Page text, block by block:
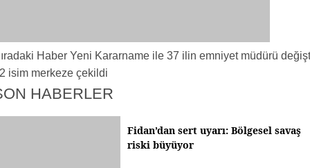
Haber Yeni Kararname ile 37 ilin emniyet müdürü
isim merkeze çekildi
HABERLER
Fidan’dan sert uyarı: Bölgesel savaş
riski büyüyor